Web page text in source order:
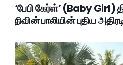
‘பேபி கேர்ள்’ (Baby Girl)
நிவின் பாலியின் புதிய